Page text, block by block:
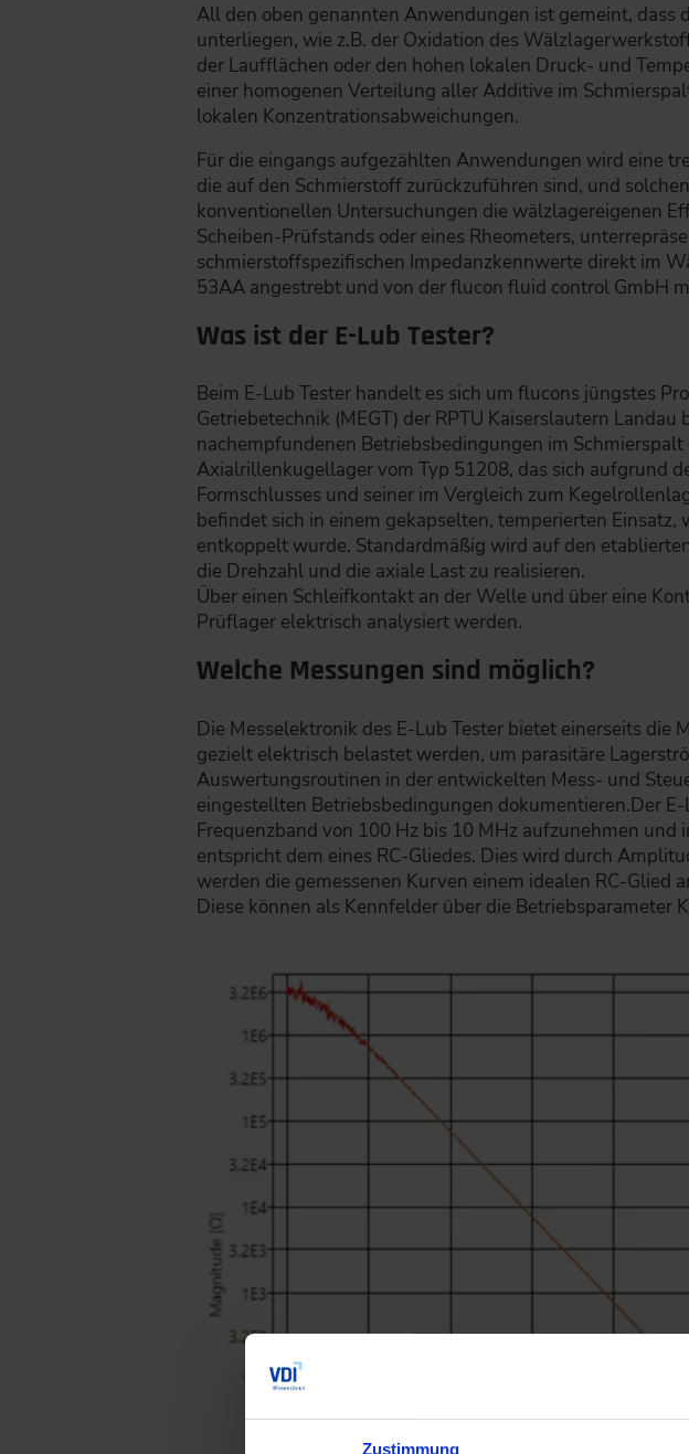
Zustimmung
All den oben genannten Anwendungen ist gemeint, dass
unterliegen, wie z.B. der Oxidation des
der Laufflächen oder den hohen lokalen Druck- und
einer homogenen Verteilung aller Additive im
lokalen Konzentrationsabweichungen.
Für die eingangs aufgezählten Anwendungen wird eine
die auf den Schmierstoff zurückzuführen sind, und
konventionellen Untersuchungen die wälzlagereigenen
Scheiben-Prüfstands oder eines Rheometers,
schmierstoffspezifischen Impedanzkennwerte direkt im
53AA angestrebt und von der flucon fluid control GmbH
Was ist der E-Lub Tester?
Beim E-Lub Tester handelt es sich um flucons jüngstes
Getriebetechnik (MEGT) der RPTU Kaiserslautern
nachempfundenen Betriebsbedingungen im
Axialrillenkugellager vom Typ 51208, das sich aufgrund
Formschlusses und seiner im Vergleich zum
befindet sich in einem gekapselten, temperierten
entkoppelt wurde. Standardmäßig wird auf den
die Drehzahl und die axiale Last zu realisieren.
Über einen Schleifkontakt an der Welle und über eine
Prüflager elektrisch analysiert werden.
Welche Messungen sind möglich?
Die Messelektronik des E-Lub Tester bietet einerseits
gezielt elektrisch belastet werden, um parasitäre
Auswertungsroutinen in der entwickelten Mess- und
eingestellten Betriebsbedingungen dokumentieren.Der
Frequenzband von 100 Hz bis 10 MHz aufzunehmen
entspricht dem eines RC-Gliedes. Dies wird durch
werden die gemessenen Kurven einem idealen RC-Glied
Diese können als Kennfelder über die